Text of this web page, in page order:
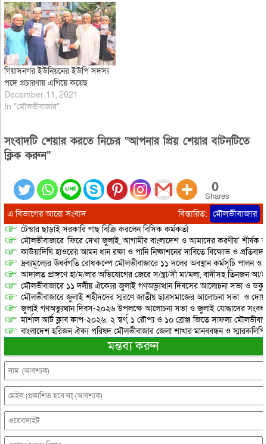
গিয়াসনগর ইউনিয়নের ইউপি সদস্য
পদে প্রচারণায় এগিয়ে কয়েছ
December 11, 2021
In "মৌলভীবাজার"
সংবাদটি শেয়ার করতে নিচের “আপনার প্রিয় শেয়ার বাটনটিতে
ক্লিক করুন”
0
Shares
এ বিভাগের আরো সংবাদ বিস্তারিত: মৌলভীবাজার
টেন্ডার ছাড়াই সরকারি গাছ বিক্রি করলেন বিসিক কর্মকর্তা
মৌলভীবাজারে ‘ফিরে দেখা জুলাই, আগামীর বাংলাদেশ ও আমাদের করণীয়’ শীর্ষক
কাউয়াদিঘি হাওরের আমন ধান রক্ষা ও পানি নিষ্কাশনের দাবিতে বিক্ষোভ ও
দ্রব্যমূল্যের ঊর্ধ্বগতি রোধকল্পে মৌলভীবাজারে ১১ দলের অবস্থান কর্মসূচি পালন ও
আদালত প্রাঙ্গণে হা/ম/লার অভিযোগের জেরে স/ন্ত্রা/সী মা/মলা, বাদীসহ তিনজন আ/
মৌলভীবাজারে ১১ দলীয় ঐক্যের জুলাই গণঅভ্যুত্থান দিবসের আলোচনা সভা ও
মৌলভীবাজারে জুলাই শহীদদের স্মরণে জাতীয় ছাত্রসমাজের আলোচনা সভা ও
জুলাই গণঅভ্যুত্থান দিবস-২০২৬ উপলক্ষে আলোচনা সভা ও জুলাই যোদ্ধাদের
মার্শাল আর্ট ক্লাব কাপ-২০২৬: ২ স্বর্ণ, ১ রৌপ্য ও ১০ ব্রোঞ্জ জিতে সাফল্য
বাংলাদেশ হরিজন ঐক্য পরিষদ মৌলভীবাজার জেলা শাখার মানববন্ধন ও স্মারকলিপি
মন্তব্য করুন